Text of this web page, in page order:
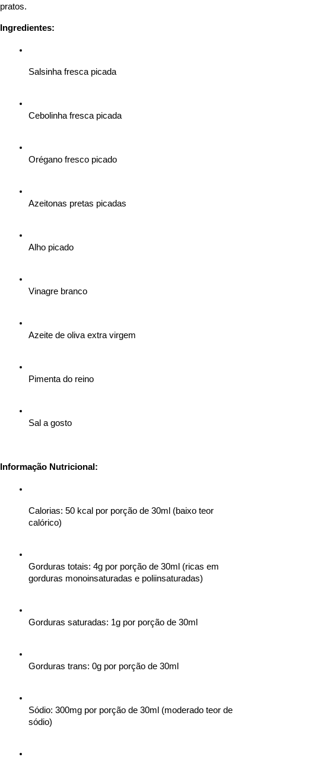
pratos.
Ingredientes:
Salsinha fresca picada
Cebolinha fresca picada
Orégano fresco picado
Azeitonas pretas picadas
Alho picado
Vinagre branco
Azeite de oliva extra virgem
Pimenta do reino
Sal a gosto
Informação Nutricional:
Calorias: 50 kcal por porção de 30ml (baixo teor
calórico)
Gorduras totais: 4g por porção de 30ml (ricas em
gorduras monoinsaturadas e poliinsaturadas)
Gorduras saturadas: 1g por porção de 30ml
Gorduras trans: 0g por porção de 30ml
Sódio: 300mg por porção de 30ml (moderado teor de
sódio)